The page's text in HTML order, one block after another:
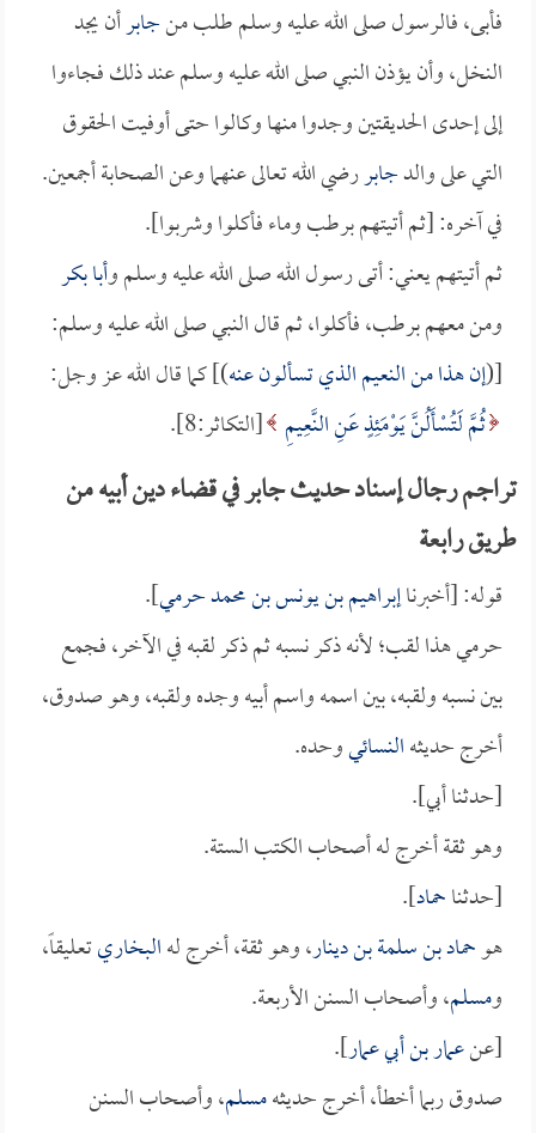
فأبى، فالرسول صلى الله عليه وسلم طلب منجابرأن يجد
النخل، وأن يؤذن النبي صلى الله عليه وسلم عند ذلك فجاءوا
إلى إحدى الحديقتين وجدوا منها وكالوا حتى أوفيت الحقوق
التي على والدجابررضي الله تعالى عنهما وعن الصحابة أجمعين.
في آخره: [ثم أتيتهم برطب وماء فأكلوا وشربوا].
ثم أتيتهم يعني: أتى رسول الله صلى الله عليه وسلم وأبا بكر
ومن معهم برطب، فأكلوا، ثم قال النبي صلى الله عليه وسلم:
[(إن هذا من النعيم الذي تسألون عنه)] كما قال الله عز وجل:
ثُمَّ لَتُسْأَلُنَّ يَوْمَئِذٍ عَنِ النَّعِيمِ [التكاثر:8].
تراجم رجال إسناد حديث جابر في قضاء دين أبيه من
طريق رابعة
قوله: [أخبرناإبراهيم بن يونس بن محمد حرمي].
حرمي هذا لقب؛ لأنه ذكر نسبه ثم ذكر لقبه في الآخر، فجمع
بين نسبه ولقبه، بين اسمه واسم أبيه وجده ولقبه، وهو صدوق،
أخرج حديثهالنسائيوحده.
[حدثنا أبي].
وهو ثقة أخرج له أصحاب الكتب الستة.
[حدثناحماد].
هوحماد بن سلمة بن دينار، وهو ثقة، أخرج لهالبخاريتعليقاً،
ومسلم، وأصحاب السنن الأربعة.
[عنعمار بن أبي عمار].
صدوق ربما أخطأ، أخرج حديثهمسلم، وأصحاب السنن